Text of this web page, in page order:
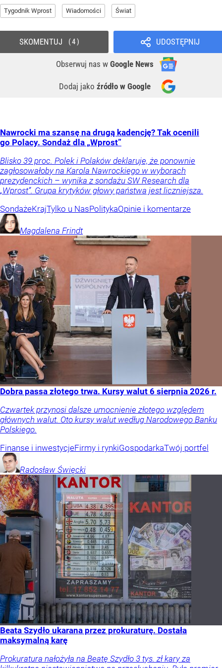
Tygodnik Wprost Wiadomości Świat
UDOSTĘPNIJ
Obserwuj nas w Google News
Dodaj jako źródło w Google
SKOMENTUJ 4
Nawrocki ma szansę na drugą kadencję? Tak ocenili
go Polacy. Sondaż dla „Wprost”
Blisko 39 proc. Polek i Polaków deklaruje, że ponownie
zagłosowałoby na Karola Nawrockiego w wyborach
prezydenckich – wynika z sondażu SW Research dla
„Wprost”. Grupa krytyków głowy państwa jest liczniejsza.
SondażeKrajTylko u NasPolitykaOpinie i komentarze
Magdalena Frindt
Dobra passa złotego trwa. Kursy walut 6 sierpnia 2026 r.
Czwartek przynosi dalsze umocnienie złotego względem
głównych walut. Oto kursy walut według Narodowego Banku
Polskiego.
Finanse i inwestycjeFirmy i rynkiGospodarkaTwój portfel
Radosław Święcki
Beata Szydło ukarana przez prokuraturę. Dostała
maksymalną karę
Prokuratura nałożyła na Beatę Szydło 3 tys. zł kary za